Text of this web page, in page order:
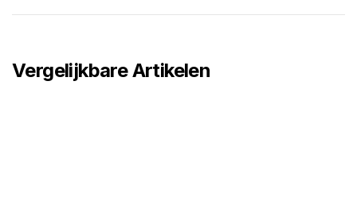
Vergelijkbare Artikelen